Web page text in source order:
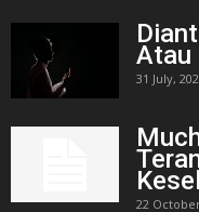
Atau
31 July,
22